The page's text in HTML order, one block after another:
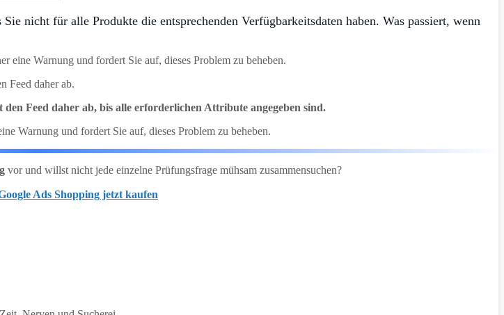
nicht für alle Produkte die entsprechenden Verfügbarkeitsdaten haben. Was passiert, wenn
eine Warnung und fordert Sie auf, dieses Problem zu beheben.
Feed daher ab.
Feed daher ab, bis alle erforderlichen Attribute angegeben sind.
Warnung und fordert Sie auf, dieses Problem zu beheben.
vor und willst nicht jede einzelne Prüfungsfrage mühsam zusammensuchen?
Ads Shopping jetzt kaufen